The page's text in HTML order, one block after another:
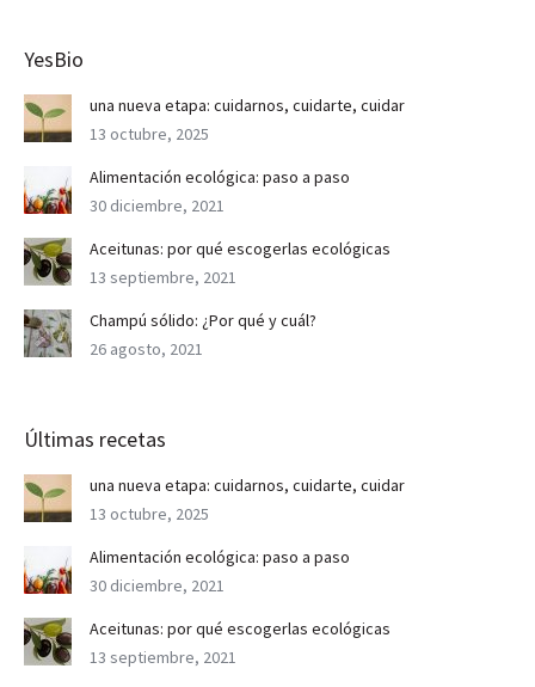
YesBio
una nueva etapa: cuidarnos, cuidarte, cuidar
13 octubre, 2025
Alimentación ecológica: paso a paso
30 diciembre, 2021
Aceitunas: por qué escogerlas ecológicas
13 septiembre, 2021
Champú sólido: ¿Por qué y cuál?
26 agosto, 2021
Últimas recetas
una nueva etapa: cuidarnos, cuidarte, cuidar
13 octubre, 2025
Alimentación ecológica: paso a paso
30 diciembre, 2021
Aceitunas: por qué escogerlas ecológicas
13 septiembre, 2021